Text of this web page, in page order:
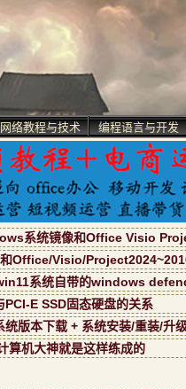
网络教程与技术 编程语言与开发
系统镜像和Office Visio
Office/Visio/
系统自带的windows
E SSD固态硬盘的关系
版本下载 + 系统安装/重装/升
算机大神就是这样练成的